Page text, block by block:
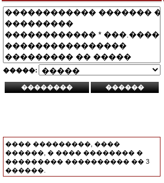
�����:
���� ���������, ����
������, � ���� �������� �
��������� ���������� �� 3
������.